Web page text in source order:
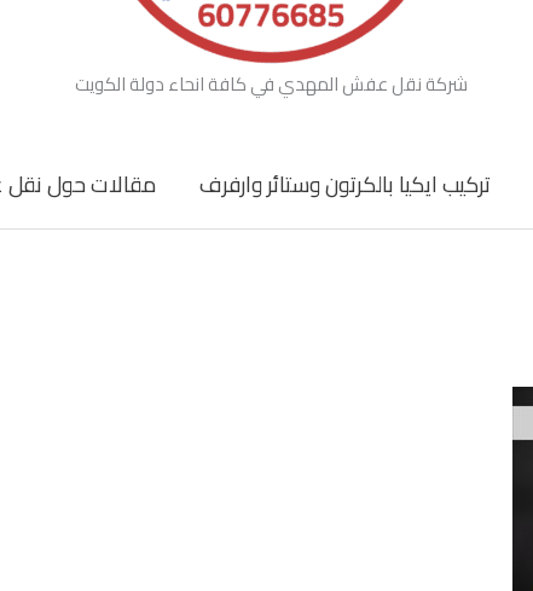
شركة نقل عفش المهدي في كافة انحاء دولة الكويت
تركيب ايكيا بالكرتون وستائر وارفرف مقالات حول